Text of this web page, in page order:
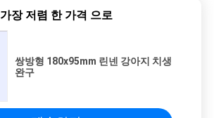
가장 저렴 한 가격 으로
쌍방형 180x95mm 린넨 강아지 치생
완구